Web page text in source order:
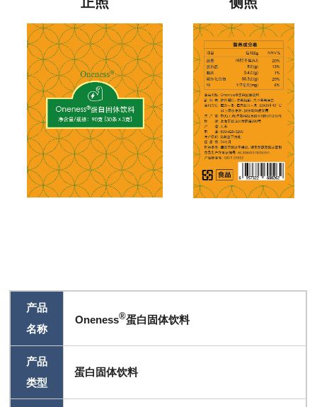
产品
名称
Oneness®蛋白固体饮料
产品
类型
蛋白固体饮料